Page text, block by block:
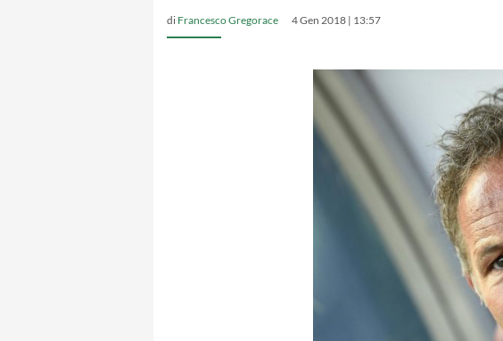
di Francesco Gregorace 4 Gen 2018 | 13:57